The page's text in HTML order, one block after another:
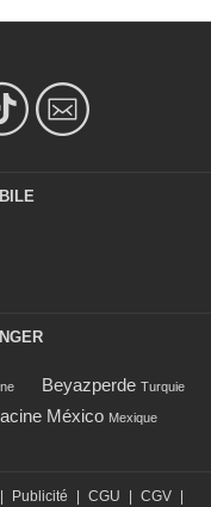
Beyazperde Turquie
México Mexique
Publicité CGU CGV